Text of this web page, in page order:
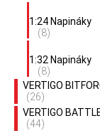
1:24 Napináky
(8)
1:32 Napináky
(8)
VERTIGO
(26)
VERTIGO
(44)